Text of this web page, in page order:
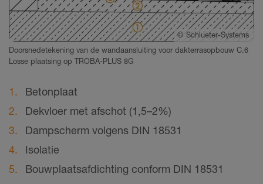
© Schlueter-Systems
Doorsnedetekening van de wandaansluiting voor dakterrasopbouw C.6
Losse plaatsing op TROBA-PLUS 8G
Betonplaat
Dekvloer met afschot (1,5–2%)
Dampscherm volgens DIN 18531
Isolatie
Bouwplaatsafdichting conform DIN 18531